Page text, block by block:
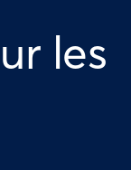
les